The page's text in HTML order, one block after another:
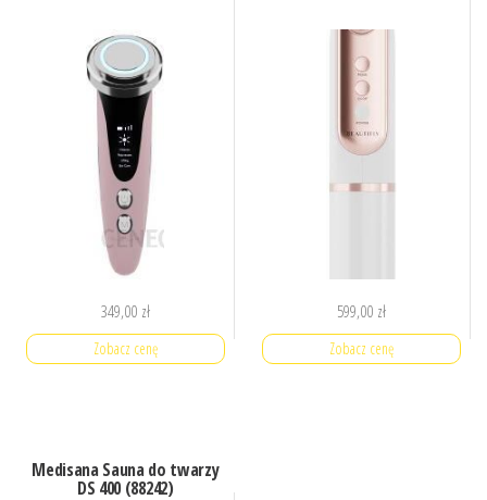
349,00 zł
Zobacz cenę
599,00 zł
Zobacz cenę
Medisana Sauna do twarzy
DS 400 (88242)